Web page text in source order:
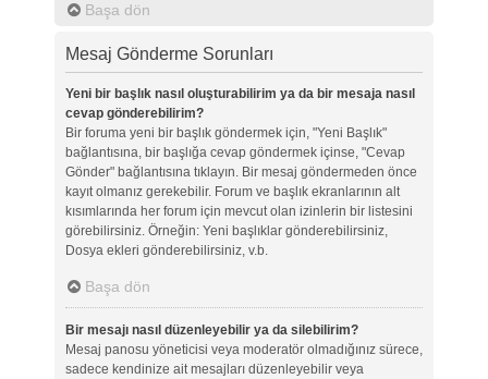
Başa dön
Mesaj Gönderme Sorunları
Yeni bir başlık nasıl oluşturabilirim ya da bir mesaja nasıl
cevap gönderebilirim?
Bir foruma yeni bir başlık göndermek için, "Yeni Başlık"
bağlantısına, bir başlığa cevap göndermek içinse, "Cevap
Gönder" bağlantısına tıklayın. Bir mesaj göndermeden önce
kayıt olmanız gerekebilir. Forum ve başlık ekranlarının alt
kısımlarında her forum için mevcut olan izinlerin bir listesini
görebilirsiniz. Örneğin: Yeni başlıklar gönderebilirsiniz,
Dosya ekleri gönderebilirsiniz, v.b.
Başa dön
Bir mesajı nasıl düzenleyebilir ya da silebilirim?
Mesaj panosu yöneticisi veya moderatör olmadığınız sürece,
sadece kendinize ait mesajları düzenleyebilir veya